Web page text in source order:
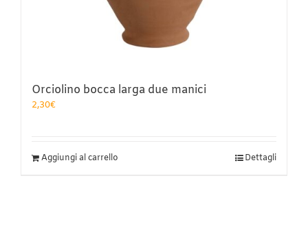
Orciolino bocca larga due manici
2,30€
Aggiungi al carrello Dettagli